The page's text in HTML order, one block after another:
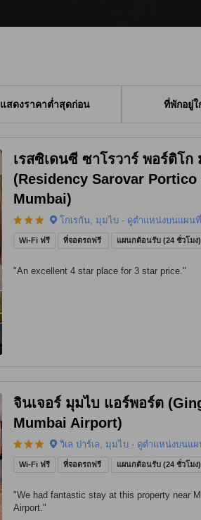
แสดงราคาต่ำสุดก่อน ที่พักอยู่
เรสซิเดนซี ซาโรวาร์ พอร์ติโก
(Residency Sarovar Portico
Mumbai)
โกเรกัน, มุมไบ - ดูตำแหน่งบนแผน
Wi-Fi ฟรี ที่จอดรถฟรี แผนกต้อนรับ (24 ชั่วโมง)
"An excellent 4 star place for 3 star price."
จินเจอร์ มุมไบ แอร์พอร์ต
Mumbai Airport)
วิเล ปาร์เล, มุมไบ - ดูตำแหน่งบนแ
Wi-Fi ฟรี ที่จอดรถฟรี แผนกต้อนรับ (24 ชั่วโมง)
"We had fantastic stay at this property near
Airport."